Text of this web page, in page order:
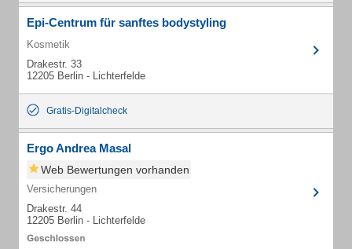
Epi-Centrum für sanftes bodystyling
Kosmetik
Drakestr. 33
12205 Berlin - Lichterfelde
Gratis-Digitalcheck
Ergo Andrea Masal
Web Bewertungen vorhanden
Versicherungen
Drakestr. 44
12205 Berlin - Lichterfelde